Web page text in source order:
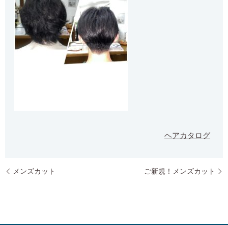
ヘアカタログ
メンズカット ご新規！メンズカット